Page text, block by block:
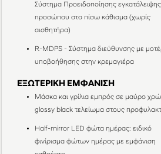
Σύστημα Προειδοποίησης εγκατάλειψης
προσώπου στο πίσω κάθισμα (χωρίς
αισθητήρα)
R-MDPS - Σύστημα διεύθυνσης με
υποβοήθησης στην κρεμαγιέρα
ΕΞΩΤΕΡΙΚΗ ΕΜΦΑΝΙΣΗ
Μάσκα και γρίλια εμπρός σε μαύρο
glossy black τελείωμα στους
Half-mirror LED φώτα ημέρας: ειδικό
φινίρισμα φώτων ημέρας με εμφάνιση